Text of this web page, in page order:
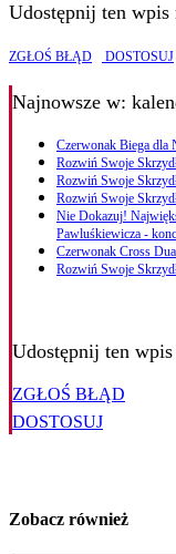
Udostępnij ten wpis
ZGŁOŚ BŁĄD DOSTOSUJ
Najnowsze w:
Czerwonak Biega dla
Rozwiń Swoje
Rozwiń Swoje
Rozwiń Swoje
Nie Dokazuj!
Pawluśkiewicza -
Czerwonak Cross
Rozwiń Swoje
Udostępnij ten wpis
ZGŁOŚ BŁĄD
DOSTOSUJ
Zobacz również